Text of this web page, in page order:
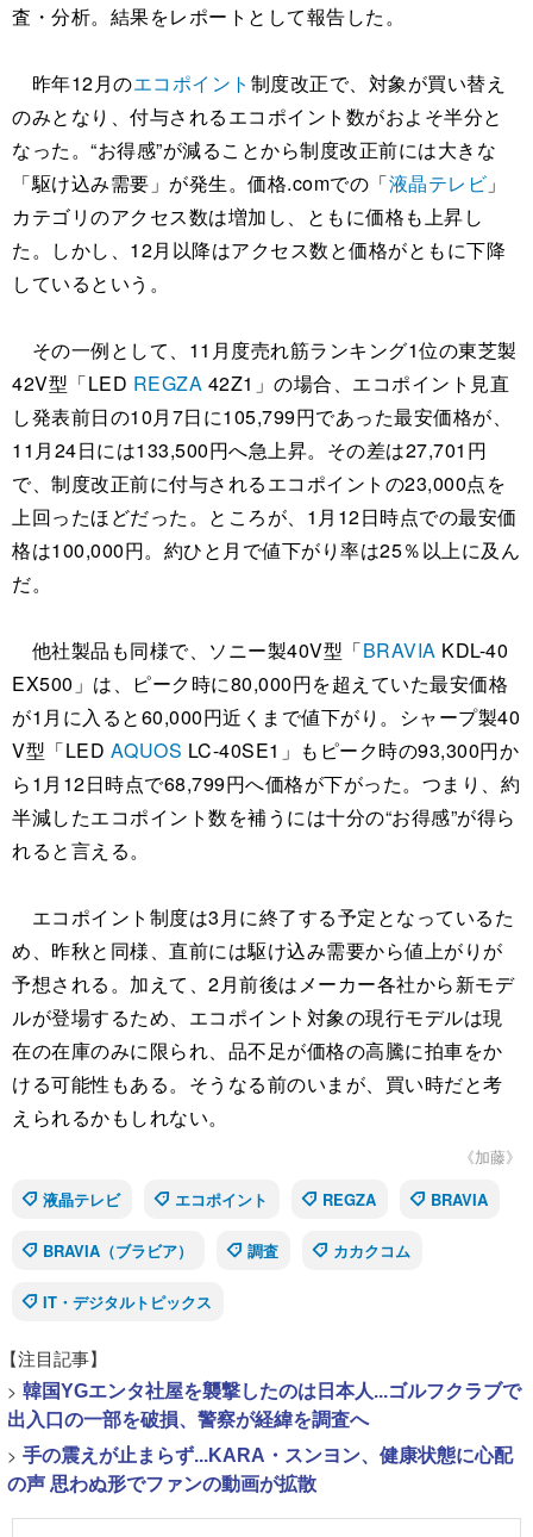
査・分析。結果をレポートとして報告した。
昨年12月のエコポイント 制度改正で、対象が買い替え
のみとなり、付与されるエコポイント数がおよそ半分と
なった。“お得感”が減ることから制度改正前には大きな
「駆け込み需要」が発生。価格.comでの「液晶テレビ 」
カテゴリのアクセス数は増加し、ともに価格も上昇し
た。しかし、12月以降はアクセス数と価格がともに下降
しているという。
その一例として、11月度売れ筋ランキング1位の東芝製
42V型「LED REGZA 42Z1」の場合、エコポイント見直
し発表前日の10月7日に105,799円であった最安価格が、
11月24日には133,500円へ急上昇。その差は27,701円
で、制度改正前に付与されるエコポイントの23,000点を
上回ったほどだった。ところが、1月12日時点での最安価
格は100,000円。約ひと月で値下がり率は25％以上に及ん
だ。
他社製品も同様で、ソニー製40V型「BRAVIA KDL-40
EX500」は、ピーク時に80,000円を超えていた最安価格
が1月に入ると60,000円近くまで値下がり。シャープ製40
V型「LED AQUOS LC-40SE1」もピーク時の93,300円か
ら1月12日時点で68,799円へ価格が下がった。つまり、約
半減したエコポイント数を補うには十分の“お得感”が得ら
れると言える。
エコポイント制度は3月に終了する予定となっているた
め、昨秋と同様、直前には駆け込み需要から値上がりが
予想される。加えて、2月前後はメーカー各社から新モデ
ルが登場するため、エコポイント対象の現行モデルは現
在の在庫のみに限られ、品不足が価格の高騰に拍車をか
ける可能性もある。そうなる前のいまが、買い時だと考
えられるかもしれない。
《加藤》
液晶テレビ
エコポイント REGZA BRAVIA
BRAVIA（ブラビア） 調査 カカクコム
IT・デジタルトピックス
【注目記事】
> 韓国YGエンタ社屋を襲撃したのは日本人...ゴルフクラブで
出入口の一部を破損、警察が経緯を調査へ
> 手の震えが止まらず...KARA・スンヨン、健康状態に心配
の声 思わぬ形でファンの動画が拡散